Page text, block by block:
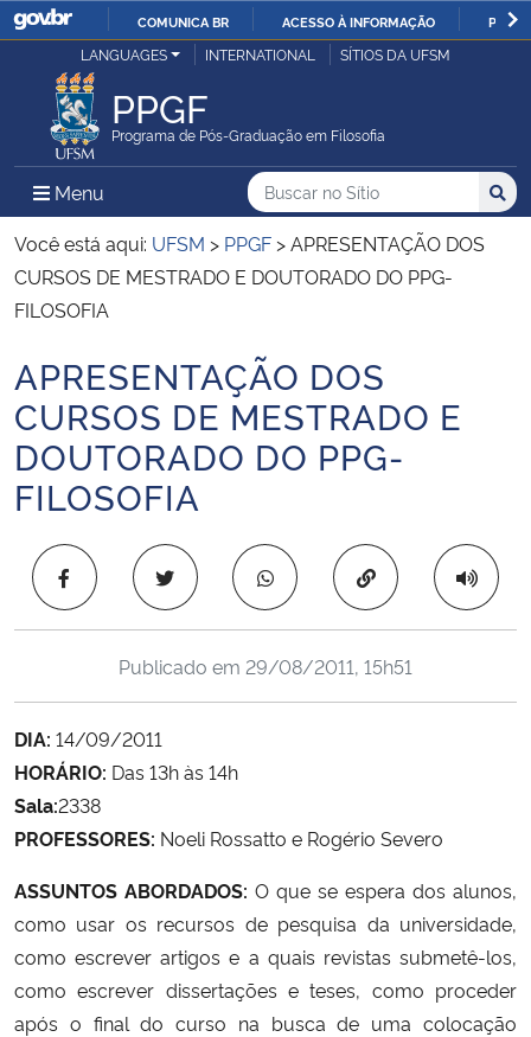
IR
COMUNICA BR ACESSO À INFORMAÇÃO
Ministério da Justiça e Segurança Pública
Ministério da Defesa
Ministério das Relações Exteriores
Ministério da Economia
Ministério da Infraestrutura
Ministério da Agricultura, Pecuária e Abastecimento
Ministério da Educação
Ministério da Cidadania
Ministério da Saúde
Ministério de Minas e Energia
Ministério da Ciência, Tecnologia, Inovações e Comunicações
Ministério do Meio Ambiente
Ministério do Desenvolvimento Regional
Controladoria-Geral da União
LANGUAGES INTERNATIONAL SÍTIOS DA UFSM
PPGF
Programa de Pós-Graduação em Filosofia
Menu Menu Principal do Sítio
Busca
Buscar no no Sítio
Busca:
Você está aqui: UFSM > PPGF >APRESENTAÇÃO DOS
CURSOS DE MESTRADO E DOUTORADO DO PPG-
FILOSOFIA
Início do conteúdo
APRESENTAÇÃO DOS
CURSOS DE MESTRADO E
DOUTORADO DO PPG-
FILOSOFIA
Copiar para área
Publicado em 29/08/2011, 15h51
DIA: 14/09/2011
HORÁRIO: Das 13h às 14h
Sala:2338
PROFESSORES: Noeli Rossatto e Rogério Severo
ASSUNTOS ABORDADOS: O que se espera dos alunos,
como usar os recursos de pesquisa da universidade,
como escrever artigos e a quais revistas submetê-los,
como escrever dissertações e teses, como proceder
após o final do curso na busca de uma colocação